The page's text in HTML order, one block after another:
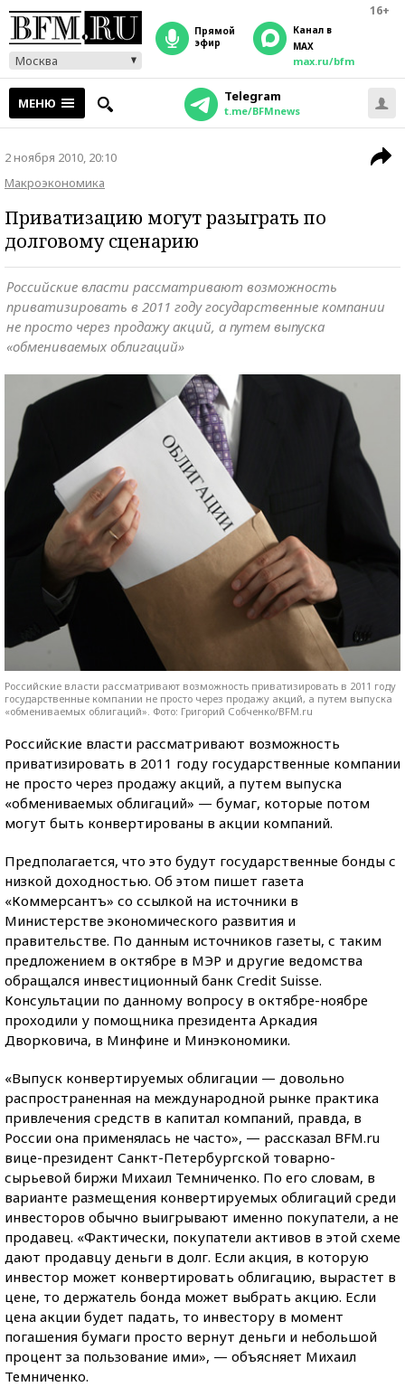
16+
Москва
прямой
эфир
Канал в
MAX
max.ru/bfm
МЕНЮ Telegram
t.me/BFMnews
2 ноября 2010, 20:10
Макроэкономика
Приватизацию могут разыграть по
долговому сценарию
Российские власти рассматривают возможность
приватизировать в 2011 году государственные компании
не просто через продажу акций, а путем выпуска
«обмениваемых облигаций»
Российские власти рассматривают возможность приватизировать в 2011 году
государственные компании не просто через продажу акций, а путем выпуска
«обмениваемых облигаций». Фото: Григорий Собченко/BFM.ru
Российские власти рассматривают возможность
приватизировать в 2011 году государственные компании
не просто через продажу акций, а путем выпуска
«обмениваемых облигаций» — бумаг, которые потом
могут быть конвертированы в акции компаний.
Предполагается, что это будут государственные бонды с
низкой доходностью. Об этом пишет газета
«Коммерсантъ» со ссылкой на источники в
Министерстве экономического развития и
правительстве. По данным источников газеты, с таким
предложением в октябре в МЭР и другие ведомства
обращался инвестиционный банк Credit Suisse.
Консультации по данному вопросу в октябре-ноябре
проходили у помощника президента Аркадия
Дворковича, в Минфине и Минэкономики.
«Выпуск конвертируемых облигации — довольно
распространенная на международной рынке практика
привлечения средств в капитал компаний, правда, в
России она применялась не часто», — рассказал BFM.ru
вице-президент Санкт-Петербургской товарно-
сырьевой биржи Михаил Темниченко. По его словам, в
варианте размещения конвертируемых облигаций среди
инвесторов обычно выигрывают именно покупатели, а не
продавец. «Фактически, покупатели активов в этой схеме
дают продавцу деньги в долг. Если акция, в которую
инвестор может конвертировать облигацию, вырастет в
цене, то держатель бонда может выбрать акцию. Если
цена акции будет падать, то инвестору в момент
погашения бумаги просто вернут деньги и небольшой
процент за пользование ими», — объясняет Михаил
Темниченко.